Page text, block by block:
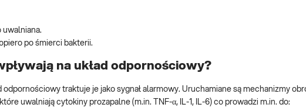
uwalniana.
po śmierci bakterii.
na układ odpornościowy?
traktuje je jako sygnał alarmowy. Uruchamiane są mechanizmy
uwalniają cytokiny prozapalne (m.in. TNF-α, IL-1, IL-6) co prowadzi m.in. do: